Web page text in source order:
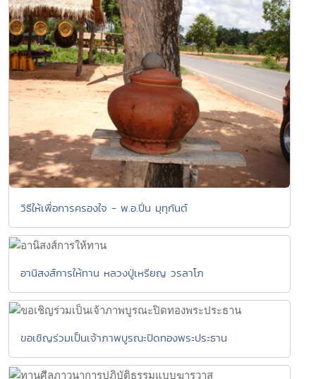
วิธีให้เพื่อการครองใจ - พ.อ.ปิ่น มุทุกันต์
อานิสงส์การให้ทาน หลวงปู่เหรียญ วรลาโภ
ขอเชิญร่วมเป็นเจ้าภาพบูรณะปิดทองพระประธาน